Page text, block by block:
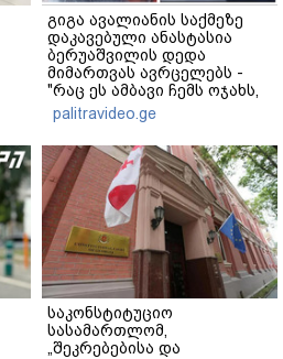
გიგა ავალიანის საქმეზე
დაკავებული ანასტასია
ბერუაშვილის დედა
მიმართვას ავრცელებს -
"რაც ეს ამბავი ჩემს ოჯახს,
ჩემს ანასტასიას გადახდა
თავს, მის მერე მე მე არ
ვარ"
palitravideo.ge
საკონსტიტუციო
სასამართლომ,
„შეკრებებისა და